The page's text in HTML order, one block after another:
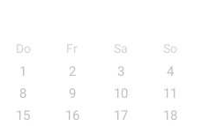
Do Fr Sa So
1 2 3
4
8 9 10
11
15 16 17
18